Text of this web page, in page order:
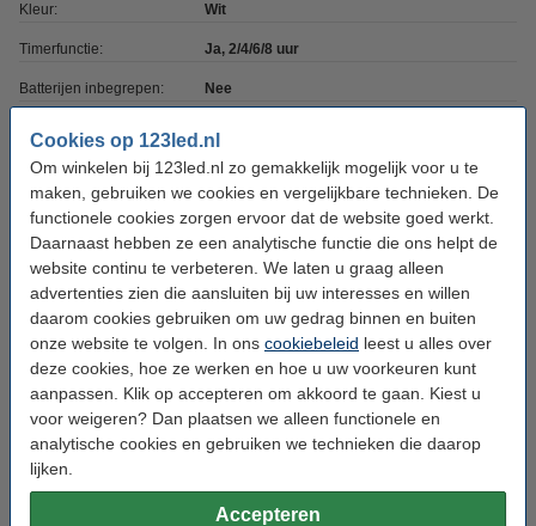
Cookies op 123led.nl
Om winkelen bij 123led.nl zo gemakkelijk mogelijk voor u te
maken, gebruiken we cookies en vergelijkbare technieken. De
functionele cookies zorgen ervoor dat de website goed werkt.
Daarnaast hebben ze een analytische functie die ons helpt de
website continu te verbeteren. We laten u graag alleen
advertenties zien die aansluiten bij uw interesses en willen
daarom cookies gebruiken om uw gedrag binnen en buiten
onze website te volgen. In ons cookiebeleid leest u alles over
deze cookies, hoe ze werken en hoe u uw voorkeuren kunt
aanpassen. Klik op accepteren om akkoord te gaan. Kiest u
voor weigeren? Dan plaatsen we alleen functionele en
analytische cookies en gebruiken we technieken die daarop
lijken.
Accepteren
Kleur: Wit
Timerfunctie: Ja, 2/4/6/8 uur
Batterijen inbegrepen: Nee
Aantal batterijen: 3
Afmetingen: 10 x 15 cm (bxh)
Diameter: Ø 10 cm
Beschermingsniveau: IP20
Gebruik: Binnen
Branduren: 400 uur
Aantal lampjes: 1
Oud voor nieuw: uw oude apparaat